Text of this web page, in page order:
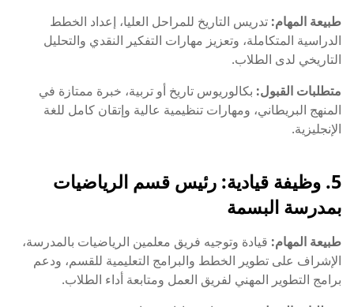
طبيعة المهام: تدريس التاريخ للمراحل العليا، إعداد الخطط
الدراسية المتكاملة، وتعزيز مهارات التفكير النقدي والتحليل
التاريخي لدى الطلاب.
متطلبات القبول: بكالوريوس تاريخ أو تربية، خبرة ممتازة في
المنهج البريطاني، ومهارات تنظيمية عالية وإتقان كامل للغة
الإنجليزية.
5. وظيفة قيادية: رئيس قسم الرياضيات
بمدرسة البسمة
طبيعة المهام: قيادة وتوجيه فريق معلمين الرياضيات بالمدرسة،
الإشراف على تطوير الخطط والبرامج التعليمية للقسم، ودعم
برامج التطوير المهني لفريق العمل ومتابعة أداء الطلاب.